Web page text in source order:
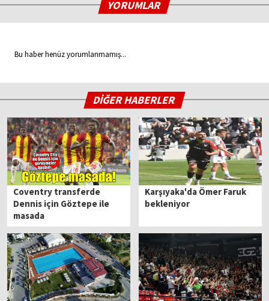
YORUMLAR
Bu haber henüz yorumlanmamış...
DİĞER HABERLER
Coventry transferde
Dennis için Göztepe ile
masada
Karşıyaka'da Ömer Faruk
bekleniyor